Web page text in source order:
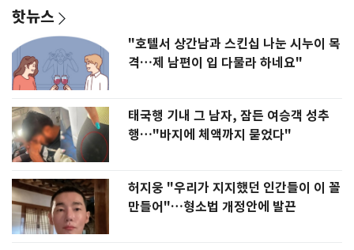
핫뉴스
"호텔서 상간남과 스킨십 나눈 시누이 목
격…제 남편이 입 다물라 하네요"
태국행 기내 그 남자, 잠든 여승객 성추
행…"바지에 체액까지 묻었다"
허지웅 "우리가 지지했던 인간들이 이 꼴
만들어"…형소법 개정안에 발끈